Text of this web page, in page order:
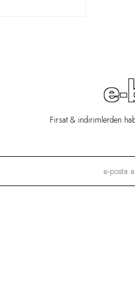
Fırsat & indirimlerden